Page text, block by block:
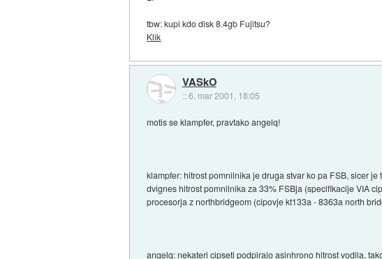
tbw: kupi kdo disk 8.4gb Fujitsu?
Klik
VASkO
::6. mar 2001, 18:05
motis se klampfer, pravtako angelq!
klampfer: hitrost pomnilnika je druga stvar ko pa FSB, sicer
dvignes hitrost pomnilnika za 33% FSBja (specifikacije VIA
procesorja z northbridgeom (cipovje kt133a - 8363a north
angelq: nekateri cipseti podpirajo asinhrono hitrost vodila,